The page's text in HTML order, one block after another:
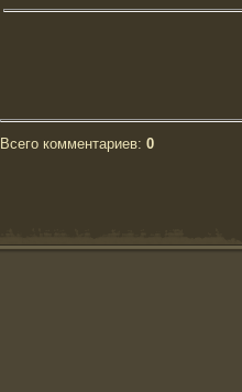
Всего комментариев: 0